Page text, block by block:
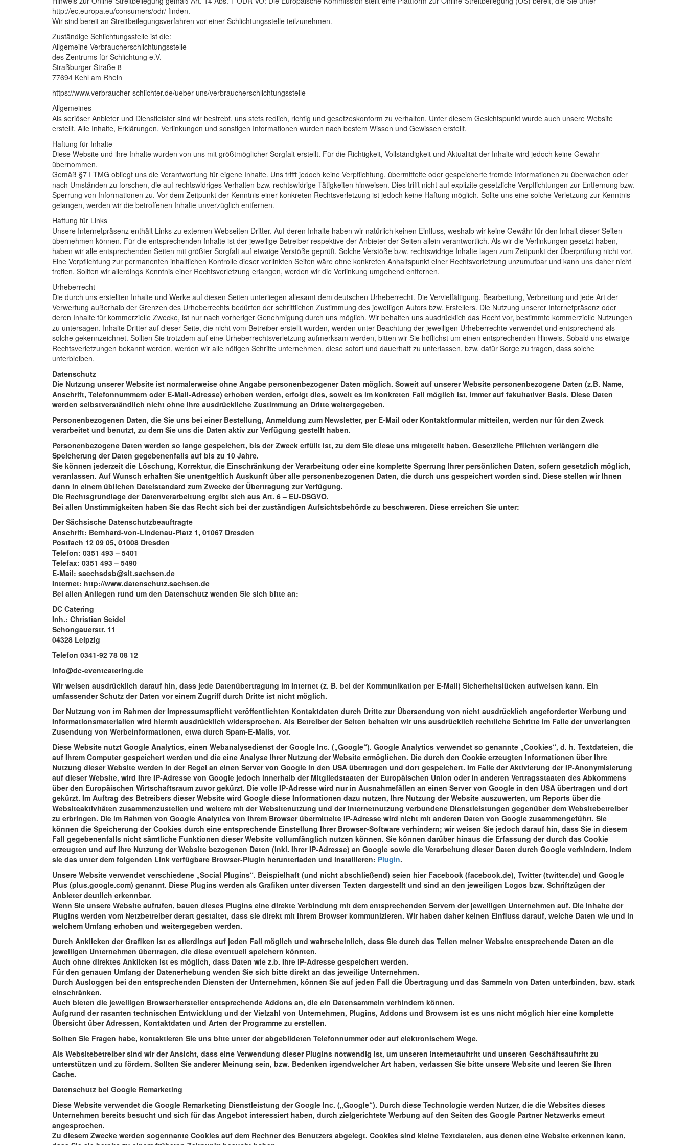
http://ec.europa.eu/consumers/odr/ finden.
Wir sind bereit an Streitbeilegungsverfahren vor einer Schlichtungsstelle teilzunehmen.
Zuständige Schlichtungsstelle ist die:
Allgemeine Verbraucherschlichtungsstelle
des Zentrums für Schlichtung e.V.
Straßburger Straße 8
77694 Kehl am Rhein
https://www.verbraucher-schlichter.de/ueber-uns/verbraucherschlichtungsstelle
Allgemeines
Als seriöser Anbieter und Dienstleister sind wir bestrebt, uns stets redlich, richtig und gesetzeskonform zu verhalten. Unter diesem Gesichtspunkt wurde auch unsere Website
erstellt. Alle Inhalte, Erklärungen, Verlinkungen und sonstigen Informationen wurden nach bestem Wissen und Gewissen erstellt.
Haftung für Inhalte
Diese Website und ihre Inhalte wurden von uns mit größtmöglicher Sorgfalt erstellt. Für die Richtigkeit, Vollständigkeit und Aktualität der Inhalte wird jedoch keine Gewähr
übernommen.
Gemäß §7 I TMG obliegt uns die Verantwortung für eigene Inhalte. Uns trifft jedoch keine Verpflichtung, übermittelte oder gespeicherte fremde Informationen zu überwachen oder
nach Umständen zu forschen, die auf rechtswidriges Verhalten bzw. rechtswidrige Tätigkeiten hinweisen. Dies trifft nicht auf explizite gesetzliche Verpflichtungen zur Entfernung bzw.
Sperrung von Informationen zu. Vor dem Zeitpunkt der Kenntnis einer konkreten Rechtsverletzung ist jedoch keine Haftung möglich. Sollte uns eine solche Verletzung zur Kenntnis
gelangen, werden wir die betroffenen Inhalte unverzüglich entfernen.
Haftung für Links
Unsere Internetpräsenz enthält Links zu externen Webseiten Dritter. Auf deren Inhalte haben wir natürlich keinen Einfluss, weshalb wir keine Gewähr für den Inhalt dieser Seiten
übernehmen können. Für die entsprechenden Inhalte ist der jeweilige Betreiber respektive der Anbieter der Seiten allein verantwortlich. Als wir die Verlinkungen gesetzt haben,
haben wir alle entsprechenden Seiten mit größter Sorgfalt auf etwaige Verstöße geprüft. Solche Verstöße bzw. rechtswidrige Inhalte lagen zum Zeitpunkt der Überprüfung nicht vor.
Eine Verpflichtung zur permanenten inhaltlichen Kontrolle dieser verlinkten Seiten wäre ohne konkreten Anhaltspunkt einer Rechtsverletzung unzumutbar und kann uns daher nicht
treffen. Sollten wir allerdings Kenntnis einer Rechtsverletzung erlangen, werden wir die Verlinkung umgehend entfernen.
Urheberrecht
Die durch uns erstellten Inhalte und Werke auf diesen Seiten unterliegen allesamt dem deutschen Urheberrecht. Die Vervielfältigung, Bearbeitung, Verbreitung und jede Art der
Verwertung außerhalb der Grenzen des Urheberrechts bedürfen der schriftlichen Zustimmung des jeweiligen Autors bzw. Erstellers. Die Nutzung unserer Internetpräsenz oder
deren Inhalte für kommerzielle Zwecke, ist nur nach vorheriger Genehmigung durch uns möglich. Wir behalten uns ausdrücklich das Recht vor, bestimmte kommerzielle Nutzungen
zu untersagen. Inhalte Dritter auf dieser Seite, die nicht vom Betreiber erstellt wurden, werden unter Beachtung der jeweiligen Urheberrechte verwendet und entsprechend als
solche gekennzeichnet. Sollten Sie trotzdem auf eine Urheberrechtsverletzung aufmerksam werden, bitten wir Sie höflichst um einen entsprechenden Hinweis. Sobald uns etwaige
Rechtsverletzungen bekannt werden, werden wir alle nötigen Schritte unternehmen, diese sofort und dauerhaft zu unterlassen, bzw. dafür Sorge zu tragen, dass solche
unterbleiben.
Datenschutz
Die Nutzung unserer Website ist normalerweise ohne Angabe personenbezogener Daten möglich. Soweit auf unserer Website personenbezogene Daten (z.B. Name,
Anschrift, Telefonnummern oder E-Mail-Adresse) erhoben werden, erfolgt dies, soweit es im konkreten Fall möglich ist, immer auf fakultativer Basis. Diese Daten
werden selbstverständlich nicht ohne Ihre ausdrückliche Zustimmung an Dritte weitergegeben.
Personenbezogenen Daten, die Sie uns bei einer Bestellung, Anmeldung zum Newsletter, per E-Mail oder Kontaktformular mitteilen, werden nur für den Zweck
verarbeitet und benutzt, zu dem Sie uns die Daten aktiv zur Verfügung gestellt haben.
Personenbezogene Daten werden so lange gespeichert, bis der Zweck erfüllt ist, zu dem Sie diese uns mitgeteilt haben. Gesetzliche Pflichten verlängern die
Speicherung der Daten gegebenenfalls auf bis zu 10 Jahre.
Sie können jederzeit die Löschung, Korrektur, die Einschränkung der Verarbeitung oder eine komplette Sperrung Ihrer persönlichen Daten, sofern gesetzlich möglich,
veranlassen. Auf Wunsch erhalten Sie unentgeltlich Auskunft über alle personenbezogenen Daten, die durch uns gespeichert worden sind. Diese stellen wir Ihnen
dann in einem üblichen Dateistandard zum Zwecke der Übertragung zur Verfügung.
Die Rechtsgrundlage der Datenverarbeitung ergibt sich aus Art. 6 – EU-DSGVO.
Bei allen Unstimmigkeiten haben Sie das Recht sich bei der zuständigen Aufsichtsbehörde zu beschweren. Diese erreichen Sie unter:
Der Sächsische Datenschutzbeauftragte
Anschrift: Bernhard-von-Lindenau-Platz 1, 01067 Dresden
Postfach 12 09 05, 01008 Dresden
Telefon: 0351 493 – 5401
Telefax: 0351 493 – 5490
E-Mail: saechsdsb@slt.sachsen.de
Internet: http://www.datenschutz.sachsen.de
Bei allen Anliegen rund um den Datenschutz wenden Sie sich bitte an:
DC Catering
Inh.: Christian Seidel
Schongauerstr. 11
04328 Leipzig
Telefon 0341-92 78 08 12
info@dc-eventcatering.de
Wir weisen ausdrücklich darauf hin, dass jede Datenübertragung im Internet (z. B. bei der Kommunikation per E-Mail) Sicherheitslücken aufweisen kann. Ein
umfassender Schutz der Daten vor einem Zugriff durch Dritte ist nicht möglich.
Der Nutzung von im Rahmen der Impressumspflicht veröffentlichten Kontaktdaten durch Dritte zur Übersendung von nicht ausdrücklich angeforderter Werbung und
Informationsmaterialien wird hiermit ausdrücklich widersprochen. Als Betreiber der Seiten behalten wir uns ausdrücklich rechtliche Schritte im Falle der unverlangten
Zusendung von Werbeinformationen, etwa durch Spam-E-Mails, vor.
Diese Website nutzt Google Analytics, einen Webanalysedienst der Google Inc. („Google“). Google Analytics verwendet so genannte „Cookies“, d. h. Textdateien, die
auf Ihrem Computer gespeichert werden und die eine Analyse Ihrer Nutzung der Website ermöglichen. Die durch den Cookie erzeugten Informationen über Ihre
Nutzung dieser Website werden in der Regel an einen Server von Google in den USA übertragen und dort gespeichert. Im Falle der Aktivierung der IP-Anonymisierung
auf dieser Website, wird Ihre IP-Adresse von Google jedoch innerhalb der Mitgliedstaaten der Europäischen Union oder in anderen Vertragsstaaten des Abkommens
über den Europäischen Wirtschaftsraum zuvor gekürzt. Die volle IP-Adresse wird nur in Ausnahmefällen an einen Server von Google in den USA übertragen und dort
gekürzt. Im Auftrag des Betreibers dieser Website wird Google diese Informationen dazu nutzen, Ihre Nutzung der Website auszuwerten, um Reports über die
Websiteaktivitäten zusammenzustellen und weitere mit der Websitenutzung und der Internetnutzung verbundene Dienstleistungen gegenüber dem Websitebetreiber
zu erbringen. Die im Rahmen von Google Analytics von Ihrem Browser übermittelte IP-Adresse wird nicht mit anderen Daten von Google zusammengeführt. Sie
können die Speicherung der Cookies durch eine entsprechende Einstellung Ihrer Browser-Software verhindern; wir weisen Sie jedoch darauf hin, dass Sie in diesem
Fall gegebenenfalls nicht sämtliche Funktionen dieser Website vollumfänglich nutzen können. Sie können darüber hinaus die Erfassung der durch das Cookie
erzeugten und auf Ihre Nutzung der Website bezogenen Daten (inkl. Ihrer IP-Adresse) an Google sowie die Verarbeitung dieser Daten durch Google verhindern, indem
sie das unter dem folgenden Link verfügbare Browser-Plugin herunterladen und installieren: Plugin.
Unsere Website verwendet verschiedene „Social Plugins“. Beispielhaft (und nicht abschließend) seien hier Facebook (facebook.de), Twitter (twitter.de) und Google
Plus (plus.google.com) genannt. Diese Plugins werden als Grafiken unter diversen Texten dargestellt und sind an den jeweiligen Logos bzw. Schriftzügen der
Anbieter deutlich erkennbar.
Wenn Sie unsere Website aufrufen, bauen dieses Plugins eine direkte Verbindung mit dem entsprechenden Servern der jeweiligen Unternehmen auf. Die Inhalte der
Plugins werden vom Netzbetreiber derart gestaltet, dass sie direkt mit Ihrem Browser kommunizieren. Wir haben daher keinen Einfluss darauf, welche Daten wie und in
welchem Umfang erhoben und weitergegeben werden.
Durch Anklicken der Grafiken ist es allerdings auf jeden Fall möglich und wahrscheinlich, dass Sie durch das Teilen meiner Website entsprechende Daten an die
jeweiligen Unternehmen übertragen, die diese eventuell speichern könnten.
Auch ohne direktes Anklicken ist es möglich, dass Daten wie z.b. Ihre IP-Adresse gespeichert werden.
Für den genauen Umfang der Datenerhebung wenden Sie sich bitte direkt an das jeweilige Unternehmen.
Durch Ausloggen bei den entsprechenden Diensten der Unternehmen, können Sie auf jeden Fall die Übertragung und das Sammeln von Daten unterbinden, bzw. stark
einschränken.
Auch bieten die jeweiligen Browserhersteller entsprechende Addons an, die ein Datensammeln verhindern können.
Aufgrund der rasanten technischen Entwicklung und der Vielzahl von Unternehmen, Plugins, Addons und Browsern ist es uns nicht möglich hier eine komplette
Übersicht über Adressen, Kontaktdaten und Arten der Programme zu erstellen.
Sollten Sie Fragen habe, kontaktieren Sie uns bitte unter der abgebildeten Telefonnummer oder auf elektronischem Wege.
Als Websitebetreiber sind wir der Ansicht, dass eine Verwendung dieser Plugins notwendig ist, um unseren Internetauftritt und unseren Geschäftsauftritt zu
unterstützen und zu fördern. Sollten Sie anderer Meinung sein, bzw. Bedenken irgendwelcher Art haben, verlassen Sie bitte unsere Website und leeren Sie Ihren
Cache.
Datenschutz bei Google Remarketing
Diese Website verwendet die Google Remarketing Dienstleistung der Google Inc. („Google“). Durch diese Technologie werden Nutzer, die die Websites dieses
Unternehmen bereits besucht und sich für das Angebot interessiert haben, durch zielgerichtete Werbung auf den Seiten des Google Partner Netzwerks erneut
angesprochen.
Zu diesem Zwecke werden sogennante Cookies auf dem Rechner des Benutzers abgelegt. Cookies sind kleine Textdateien, aus denen eine Website erkennen kann,